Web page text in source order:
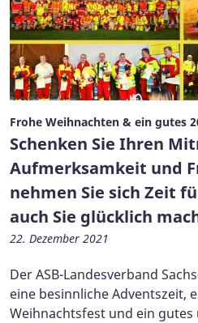
Frohe Weihnachten & ein gutes
Schenken Sie Ihren
Aufmerksamkeit und
nehmen Sie sich Zeit
auch Sie glücklich
22. Dezember 2021
Der ASB-Landesverband
eine besinnliche Adventszeit,
Weihnachtsfest und ein gutes